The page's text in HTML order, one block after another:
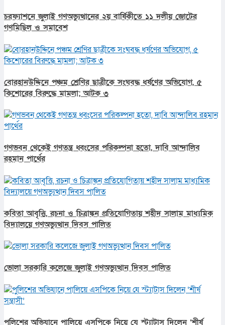
চরফ্যাশনে জুলাই গণঅভ্যুত্থানের ২য় বার্ষিকীতে ১১ দলীয় জোটের
গণমিছিল ও সমাবেশ
বোরহানউদ্দিনে পঞ্চম শ্রেণির ছাত্রীকে সংঘবদ্ধ ধর্ষণের অভিযোগ, ৫
কিশোরের বিরুদ্ধে মামলা; আটক ৩
গণভবন থেকেই গণতন্ত্র ধ্বংসের পরিকল্পনা হতো, দাবি আন্দালিব
রহমান পার্থের
কবিতা আবৃত্তি, রচনা ও চিত্রাঙ্কন প্রতিযোগিতায় শহীদ সালাম মাধ্যমিক
বিদ্যালয়ে গণঅভ্যুত্থান দিবস পালিত
ভোলা সরকারি কলেজে জুলাই গণঅভ্যুত্থান দিবস পালিত
পুলিশের অভিযানে পালিয়ে এসপিকে নিয়ে যে স্ট্যাটাস দিলেন ‘শীর্ষ